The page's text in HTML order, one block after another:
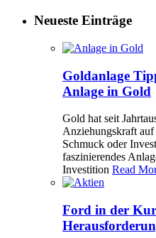
Neueste Einträge
Goldanlage
Anlage in Gold
Gold hat seit
Anziehungskraft auf
Schmuck oder
faszinierendes
Investition Read
Ford in der